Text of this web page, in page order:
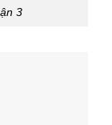
3